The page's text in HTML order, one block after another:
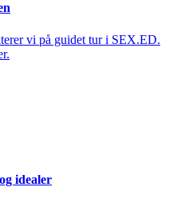
vi på guidet tur i SEX.ED.
idealer